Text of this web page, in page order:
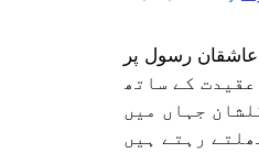
عاشقان رسول پر
کے ساتھ
جہاں میں